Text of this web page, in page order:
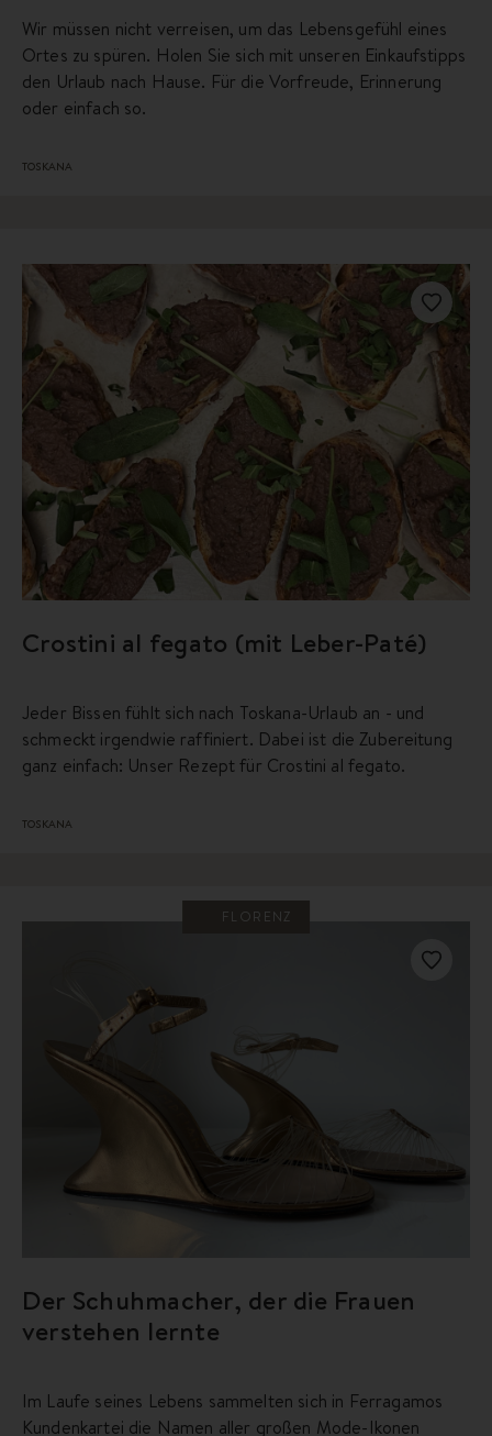
Wir müssen nicht verreisen, um das Lebensgefühl eines
Ortes zu spüren. Holen Sie sich mit unseren Einkaufstipps
den Urlaub nach Hause. Für die Vorfreude, Erinnerung
oder einfach so.
TOSKANA
Crostini al fegato (mit Leber-Paté)
Jeder Bissen fühlt sich nach Toskana-Urlaub an - und
schmeckt irgendwie raffiniert. Dabei ist die Zubereitung
ganz einfach: Unser Rezept für Crostini al fegato.
TOSKANA
FLORENZ
Der Schuhmacher, der die Frauen
verstehen lernte
Im Laufe seines Lebens sammelten sich in Ferragamos
Kundenkartei die Namen aller großen Mode-Ikonen